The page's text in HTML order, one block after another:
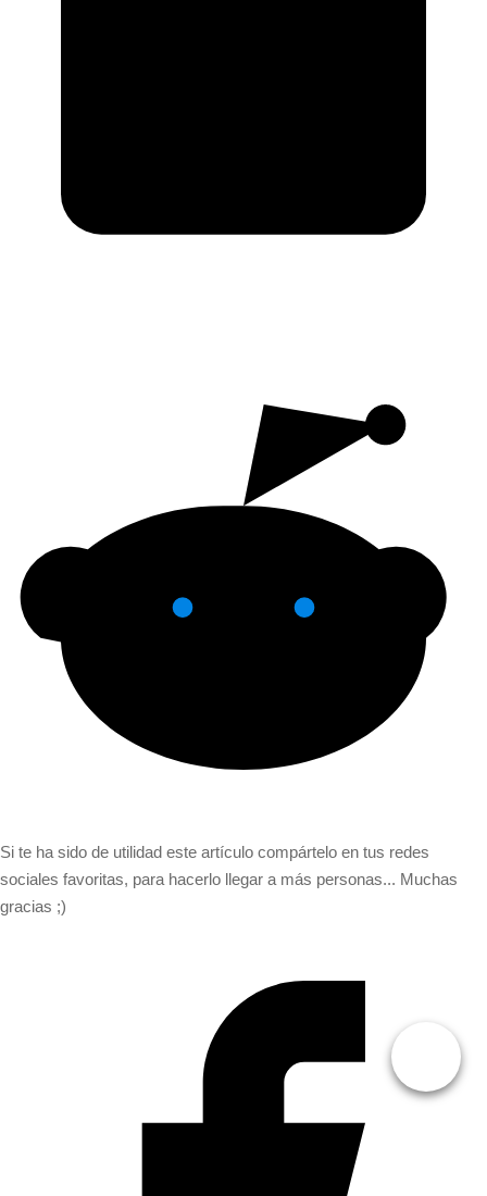
Si te ha sido de utilidad este artículo compártelo en tus redes
sociales favoritas, para hacerlo llegar a más personas... Muchas
gracias ;)